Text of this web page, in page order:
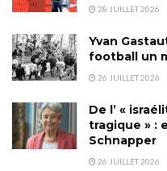
28 JUILLET 2026
Yvan
football un
26 JUILLET 2026
De l’ «
tragique » :
Schnapper
26 JUILLET 2026